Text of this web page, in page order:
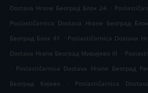
Dostava Hrane Београд Блок 24 .
Poslastičarnica Dostava Hrane Београд
Београд Блок 41
. Poslastičarnica Dostava
Dostava Hrane Београд Миријево III .
. Poslastičarnica Dostava Hrane Београд
Београд Кијево
. Poslastičarnica